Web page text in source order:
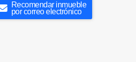
Recomendar inmueble
por correo electrónico